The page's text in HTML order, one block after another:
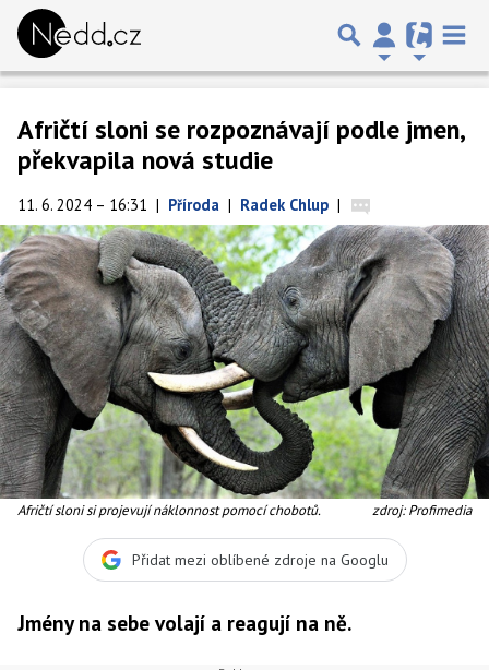
Afričtí sloni se rozpoznávají podle jmen,
překvapila nová studie
11. 6. 2024 – 16:31 | Příroda | Radek Chlup |
Afričtí sloni si projevují náklonnost pomocí chobotů. zdroj: Profimedia
Přidat mezi oblíbené zdroje na Googlu
Jmény na sebe volají a reagují na ně.